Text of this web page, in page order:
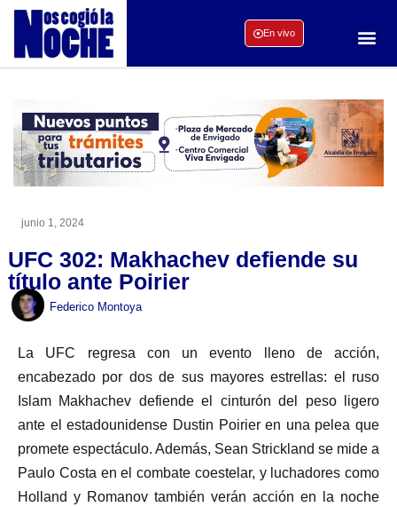
En vivo
junio 1, 2024
UFC 302: Makhachev defiende su
título ante Poirier
Federico Montoya
La UFC regresa con un evento lleno de acción,
encabezado por dos de sus mayores estrellas: el ruso
Islam Makhachev defiende el cinturón del peso ligero
ante el estadounidense Dustin Poirier en una pelea que
promete espectáculo. Además, Sean Strickland se mide a
Paulo Costa en el combate coestelar, y luchadores como
Holland y Romanov también verán acción en la noche